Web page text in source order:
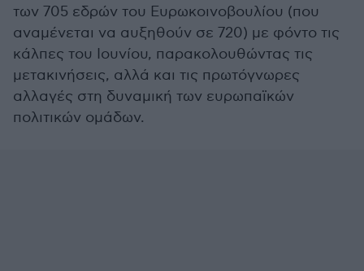
των 705 εδρών του Ευρωκοινοβουλίου (που
αναμένεται να αυξηθούν σε 720) με φόντο τις
κάλπες του Ιουνίου, παρακολουθώντας τις
μετακινήσεις, αλλά και τις πρωτόγνωρες
αλλαγές στη δυναμική των ευρωπαϊκών
πολιτικών ομάδων.